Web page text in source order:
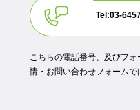
Tel:03-
こちらの電話番号、及びフ
情・お問い合わせフォームで